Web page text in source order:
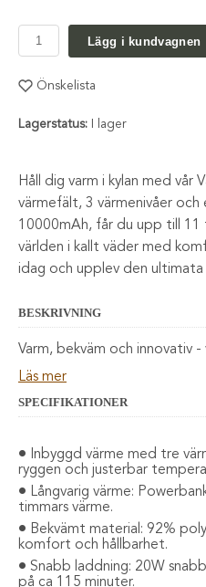
Lägg i kundvagnen
Önskelista
Lagerstatus: I lager
Håll dig varm i kylan med vår
värmefält, 3 värmenivåer och
10000mAh, får du upp till 11
världen i kallt väder med
idag och upplev den ultimata
BESKRIVNING
Varm, bekväm och innovativ
inbyggd värme är det
värmefält på ryggen och 3
optimal värme precis där du
Designad med den senaste
som ingår i produkten. Det
oroa dig för att gå utan
ögonblicken. Du kan enkelt
Läs mer
SPECIFIKATIONER
Inbyggd värme med tre
ryggen och justerbar
Långvarig värme:
timmars värme.
Bekvämt material: 92%
komfort och hållbarhet.
Snabb laddning: 20W
på ca 115 minuter.